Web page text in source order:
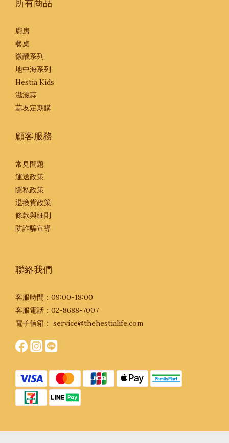
所有商品
廚房
餐桌
微醺系列
地中海系列
Hestia Kids
滋滋蒜
蒜友定期購
顧客服務
常見問題
運送政策
隱私政策
退換貨政策
條款與細則
防詐騙宣導
聯絡我們
客服時間：09:00-18:00
客服電話：02-8688-7007
電子信箱： service@thehestialife.com